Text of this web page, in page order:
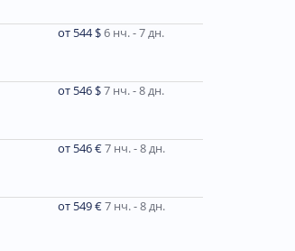
от 544 $6 нч. - 7 дн.
от 546 $7 нч. - 8 дн.
от 546 €7 нч. - 8 дн.
от 549 €7 нч. - 8 дн.